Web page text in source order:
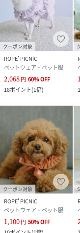
クーポン対象
ROPE' PICNIC
ペットウェア・ペット服
2,068円 60%OFF
18ポイント(1倍)
クーポン対象
ROPE' PICNIC
ペットウェア・ペット服
1,100円 50%OFF